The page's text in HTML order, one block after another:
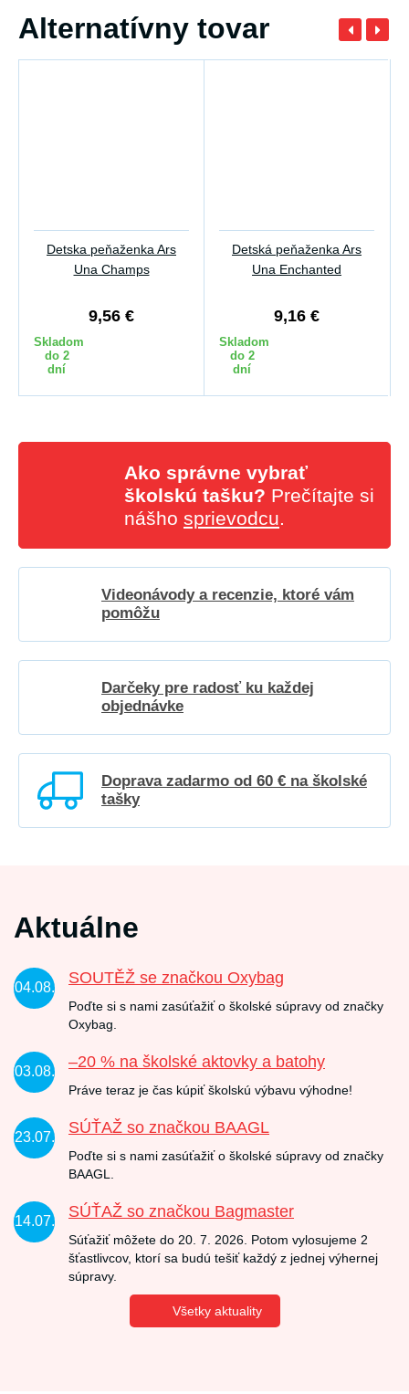
Alternatívny tovar
Detska peňaženka Ars
Una Champs
9,56 €
Skladom
do 2
dní
Detská peňaženka Ars
Una Enchanted
9,16 €
Skladom
do 2
dní
Ako správne vybrať
školskú tašku? Prečítajte si
nášho sprievodcu.
Videonávody a recenzie, ktoré vám
pomôžu
Darčeky pre radosť ku každej
objednávke
Doprava zadarmo od 60 € na školské
tašky
Aktuálne
04.08.
SOUTĚŽ se značkou Oxybag
Poďte si s nami zasúťažiť o školské súpravy od značky
Oxybag.
03.08.
–20 % na školské aktovky a batohy
Práve teraz je čas kúpiť školskú výbavu výhodne!
23.07.
SÚŤAŽ so značkou BAAGL
Poďte si s nami zasúťažiť o školské súpravy od značky
BAAGL.
14.07.
SÚŤAŽ so značkou Bagmaster
Súťažiť môžete do 20. 7. 2026. Potom vylosujeme 2
šťastlivcov, ktorí sa budú tešiť každý z jednej výhernej
súpravy.
Všetky aktuality